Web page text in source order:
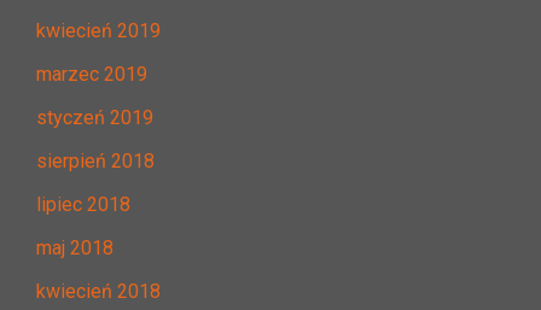
kwiecień 2019
marzec 2019
styczeń 2019
sierpień 2018
lipiec 2018
maj 2018
kwiecień 2018